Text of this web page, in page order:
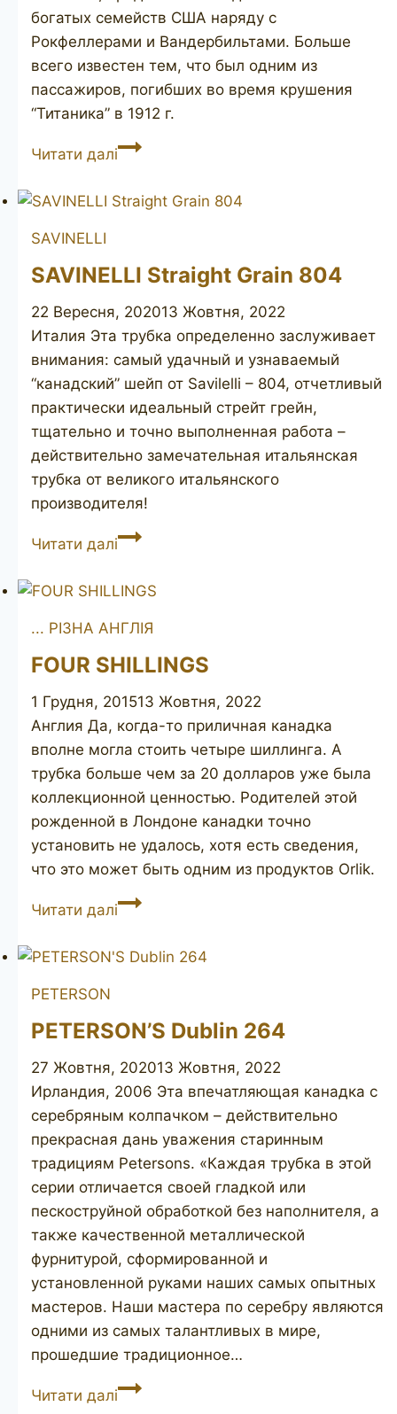
богатых семейств США наряду с
Рокфеллерами и Вандербильтами. Больше
всего известен тем, что был одним из
пассажиров, погибших во время крушения
“Титаника” в 1912 г.
Читати даліCOMOY’S
309
SAVINELLI
SAVINELLI Straight Grain 804
22 Вересня, 202013 Жовтня, 2022
Италия Эта трубка определенно заслуживает
внимания: самый удачный и узнаваемый
“канадский” шейп от Savilelli – 804, отчетливый
практически идеальный стрейт грейн,
тщательно и точно выполненная работа –
действительно замечательная итальянская
трубка от великого итальянского
производителя!
Читати даліSAVINELLI
Grain
... РІЗНА АНГЛІЯ
FOUR SHILLINGS
1 Грудня, 201513 Жовтня, 2022
Англия Да, когда-то приличная канадка
вполне могла стоить четыре шиллинга. А
трубка больше чем за 20 долларов уже была
коллекционной ценностью. Родителей этой
рожденной в Лондоне канадки точно
установить не удалось, хотя есть сведения,
что это может быть одним из продуктов Orlik.
Читати даліFOUR
PETERSON
PETERSON’S Dublin 264
27 Жовтня, 202013 Жовтня, 2022
Ирландия, 2006 Эта впечатляющая канадка с
серебряным колпачком – действительно
прекрасная дань уважения старинным
традициям Petersons. «Каждая трубка в этой
серии отличается своей гладкой или
пескоструйной обработкой без наполнителя, а
также качественной металлической
фурнитурой, сформированной и
установленной руками наших самых опытных
мастеров. Наши мастера по серебру являются
одними из самых талантливых в мире,
прошедшие традиционное…
Читати даліPETERSON’S